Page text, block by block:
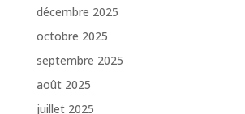
décembre 2025
octobre 2025
septembre 2025
août 2025
juillet 2025